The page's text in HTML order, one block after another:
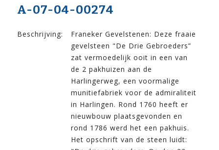
A-07-04-00274
Beschrijving:
Franeker Gevelstenen: Deze fraaie
gevelsteen "De Drie Gebroeders”
zat vermoedelijk ooit in een van
de 2 pakhuizen aan de
Harlingerweg, een voormalige
munitiefabriek voor de admiraliteit
in Harlingen. Rond 1760 heeft er
nieuwbouw plaatsgevonden en
rond 1786 werd het een pakhuis.
Het opschrift van de steen luidt: